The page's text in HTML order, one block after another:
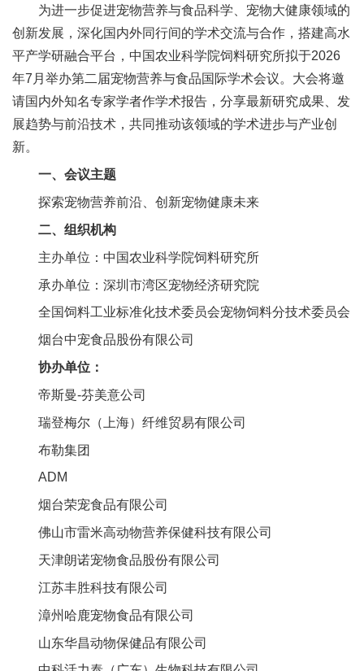
团
队
科
技
为进一步促进宠物营养与食品科学、宠物大健康领域的
创新发展，深化国内外同行间的学术交流与合作，搭建高水
平产学研融合平台，中国农业科学院饲料研究所拟于2026
年7月举办第二届宠物营养与食品国际学术会议。大会将邀
请国内外知名专家学者作学术报告，分享最新研究成果、发
展趋势与前沿技术，共同推动该领域的学术进步与产业创
新。
一、会议主题
探索宠物营养前沿、创新宠物健康未来
二、组织机构
主办单位：中国农业科学院饲料研究所
承办单位：深圳市湾区宠物经济研究院
全国饲料工业标准化技术委员会宠物饲料分技术委员会
烟台中宠食品股份有限公司
协办单位：
帝斯曼-芬美意公司
瑞登梅尔（上海）纤维贸易有限公司
布勒集团
ADM
烟台荣宠食品有限公司
佛山市雷米高动物营养保健科技有限公司
天津朗诺宠物食品股份有限公司
江苏丰胜科技有限公司
漳州哈鹿宠物食品有限公司
山东华昌动物保健品有限公司